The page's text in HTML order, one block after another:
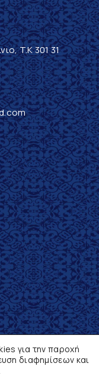
T.K 301 31
για την παροχή
διαφημίσεων και